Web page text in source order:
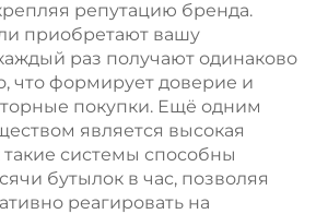
репутацию бренда.
приобретают вашу
раз получают одинаково
что формирует доверие и
покупки. Ещё одним
является высокая
такие системы способны
бутылок в час, позволяя
реагировать на